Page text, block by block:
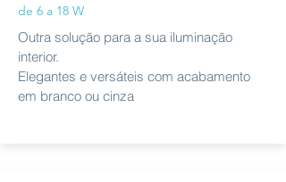
de 6 a 18 W
Outra solução para a sua iluminação
interior.
Elegantes e versáteis com acabamento
em branco ou cinza